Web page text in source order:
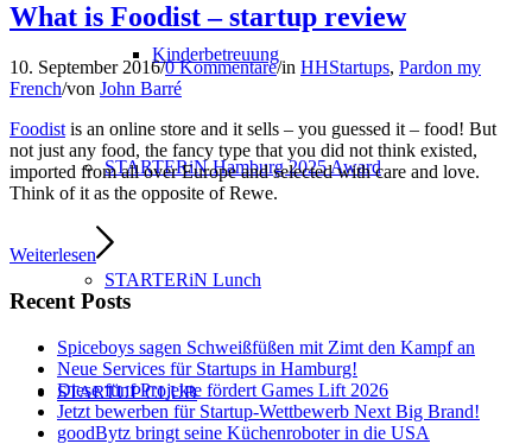
Kinderbetreuung
STARTERiN Hamburg 2025 Award
STARTERiN Lunch
STARTUP CLUB
What is Foodist – startup review
10. September 2016/0 Kommentare/in HHStartups, Pardon my
French/von John Barré
Foodist is an online store and it sells – you guessed it – food! But
not just any food, the fancy type that you did not think existed,
imported from all over Europe and selected with care and love.
Think of it as the opposite of Rewe.
Weiterlesen
Recent Posts
Spiceboys sagen Schweißfüßen mit Zimt den Kampf an
Neue Services für Startups in Hamburg!
Diese fünf Projekte fördert Games Lift 2026
Jetzt bewerben für Startup-Wettbewerb Next Big Brand!
goodBytz bringt seine Küchenroboter in die USA